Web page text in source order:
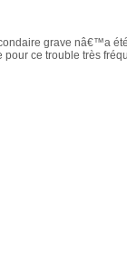
grave nâ€™a
ce trouble très